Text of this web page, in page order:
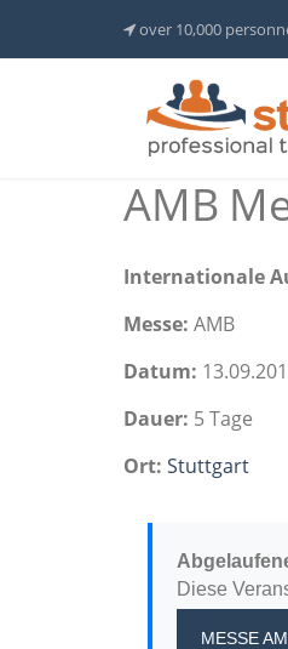
over 10,000
AMB
Internationale
Messe: AMB
Datum:
Dauer: 5 Tage
Ort: Stuttgart
Diese
MESSE